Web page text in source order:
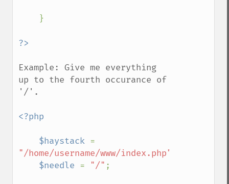
Example: Give me everything
up to the fourth occurance of
'/'.
<?php
    $haystack
"/home/username/www/index.php"
$needle = "/" ;